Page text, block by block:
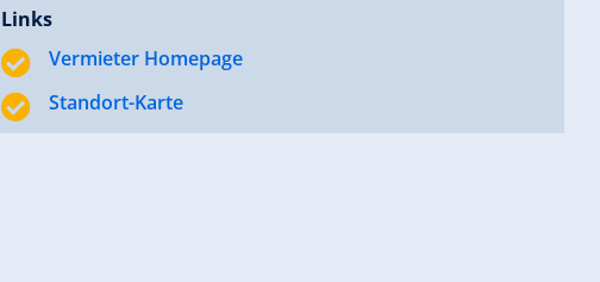
Links
Vermieter Homepage
Standort-Karte